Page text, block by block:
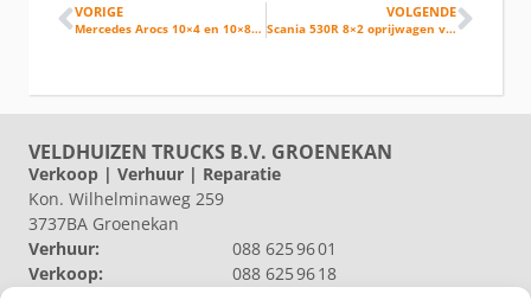
VORIGE
Mercedes Arocs 10×4 en 10×8 voor DB Kiepers
VOLGENDE
Scania 530R 8×2 oprijwagen voor Bosmans Machines
VELDHUIZEN TRUCKS B.V. GROENEKAN
Verkoop | Verhuur | Reparatie
Kon. Wilhelminaweg 259
3737BA Groenekan
Verhuur:
088 625 96 01
Verkoop:
088 625 96 18